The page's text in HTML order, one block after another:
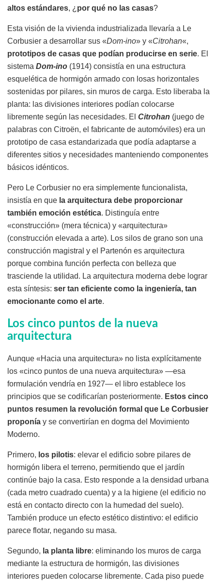
altos estándares, ¿ por qué no las casas?
Esta visión de la vivienda industrializada llevaría a Le
Corbusier a desarrollar sus «Dom-ino» y «Citrohan«,
prototipos de casas que podían producirse en serie. El
sistema Dom-ino (1914) consistía en una estructura
esquelética de hormigón armado con losas horizontales
sostenidas por pilares, sin muros de carga. Esto liberaba la
planta: las divisiones interiores podían colocarse
libremente según las necesidades. El Citrohan (juego de
palabras con Citroën, el fabricante de automóviles) era un
prototipo de casa estandarizada que podía adaptarse a
diferentes sitios y necesidades manteniendo componentes
básicos idénticos.
Pero Le Corbusier no era simplemente funcionalista,
insistía en que la arquitectura debe proporcionar
también emoción estética. Distinguía entre
«construcción» (mera técnica) y «arquitectura»
(construcción elevada a arte). Los silos de grano son una
construcción magistral y el Partenón es arquitectura
porque combina función perfecta con belleza que
trasciende la utilidad. La arquitectura moderna debe lograr
esta síntesis: ser tan eficiente como la ingeniería, tan
emocionante como el arte.
Los cinco puntos de la nueva
arquitectura
Aunque «Hacia una arquitectura» no lista explícitamente
los «cinco puntos de una nueva arquitectura» —esa
formulación vendría en 1927— el libro establece los
principios que se codificarían posteriormente. Estos cinco
puntos resumen la revolución formal que Le Corbusier
proponía y se convertirían en dogma del Movimiento
Moderno.
Primero, los pilotis: elevar el edificio sobre pilares de
hormigón libera el terreno, permitiendo que el jardín
continúe bajo la casa. Esto responde a la densidad urbana
(cada metro cuadrado cuenta) y a la higiene (el edificio no
está en contacto directo con la humedad del suelo).
También produce un efecto estético distintivo: el edificio
parece flotar, negando su masa.
Segundo, la planta libre: eliminando los muros de carga
mediante la estructura de hormigón, las divisiones
interiores pueden colocarse libremente. Cada piso puede